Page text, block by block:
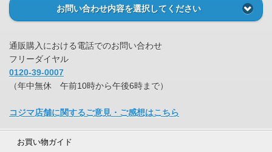
お問い合わせ内容を選択してください
通販購入における電話でのお問い合わせ
フリーダイヤル
0120-39-0007
（年中無休 午前10時から午後6時まで）
コジマ店舗に関するご意見・ご感想はこちら
お買い物ガイド